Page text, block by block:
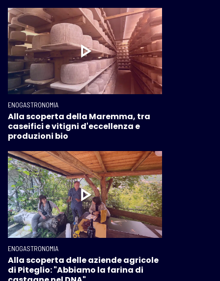
ENOGASTRONOMIA
Alla scoperta della Maremma, tra
caseifici e vitigni d'eccellenza e
produzioni bio
ENOGASTRONOMIA
Alla scoperta delle aziende agricole
di Piteglio: "Abbiamo la farina di